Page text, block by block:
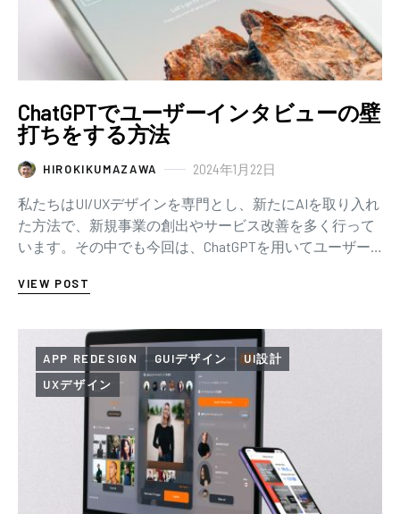
ChatGPTでユーザーインタビューの壁
打ちをする方法
HIROKIKUMAZAWA 2024年1月22日
私たちはUI/UXデザインを専門とし、新たにAIを取り入れ
た方法で、新規事業の創出やサービス改善を多く行って
います。その中でも今回は、ChatGPTを用いてユーザー
VIEW POST
APP REDESIGN GUIデザイン
UI設計
UXデザイン